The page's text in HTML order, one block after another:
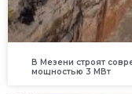
В Мезени строят
мощностью 3 МВт